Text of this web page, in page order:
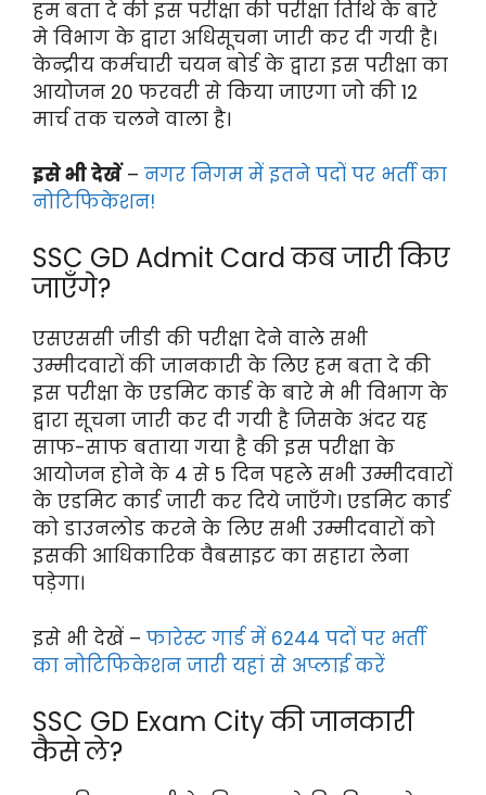
हम बता दे की इस परीक्षा की परीक्षा तिथि के बारे
मे विभाग के द्वारा अधिसूचना जारी कर दी गयी है।
केन्द्रीय कर्मचारी चयन बोर्ड के द्वारा इस परीक्षा का
आयोजन 20 फरवरी से किया जाएगा जो की 12
मार्च तक चलने वाला है।
इसे भी देखें– नगर निगम में इतने पदों पर भर्ती का
नोटिफिकेशन!
SSC GD Admit Card कब जारी किए
जाएँगे?
एसएससी जीडी की परीक्षा देने वाले सभी
उम्मीदवारों की जानकारी के लिए हम बता दे की
इस परीक्षा के एडमिट कार्ड के बारे मे भी विभाग के
द्वारा सूचना जारी कर दी गयी है जिसके अंदर यह
साफ-साफ बताया गया है की इस परीक्षा के
आयोजन होने के 4 से 5 दिन पहले सभी उम्मीदवारों
के एडमिट कार्ड जारी कर दिये जाएँगे। एडमिट कार्ड
को डाउनलोड करने के लिए सभी उम्मीदवारों को
इसकी आधिकारिक वैबसाइट का सहारा लेना
पड़ेगा।
इसे भी देखें – फारेस्ट गार्ड में 6244 पदों पर भर्ती
का नोटिफिकेशन जारी यहां से अप्लाई करें
SSC GD Exam City की जानकारी
कैसे ले?